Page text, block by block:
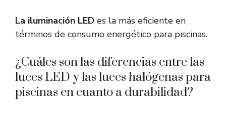
La iluminación LED es la más eficiente en
términos de consumo energético para piscinas.
¿Cuáles son las diferencias entre las
luces LED y las luces halógenas para
piscinas en cuanto a durabilidad?